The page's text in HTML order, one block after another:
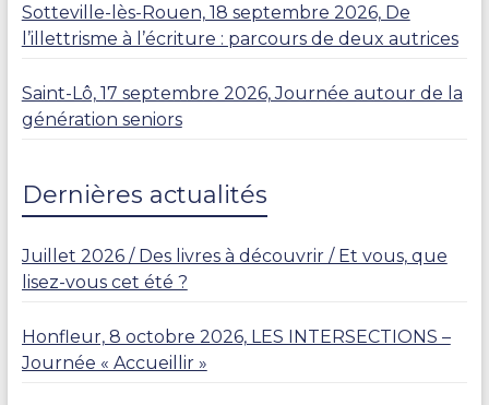
Sotteville-lès-Rouen, 18 septembre 2026, De
l’illettrisme à l’écriture : parcours de deux autrices
Saint-Lô, 17 septembre 2026, Journée autour de la
génération seniors
Dernières actualités
Juillet 2026 / Des livres à découvrir / Et vous, que
lisez-vous cet été ?
Honfleur, 8 octobre 2026, LES INTERSECTIONS –
Journée « Accueillir »